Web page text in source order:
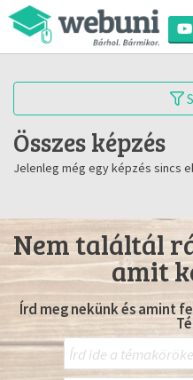
Összes képzés
Jelenleg még egy képzés sincs
Nem találtál
amit
Írd meg nekünk és amint